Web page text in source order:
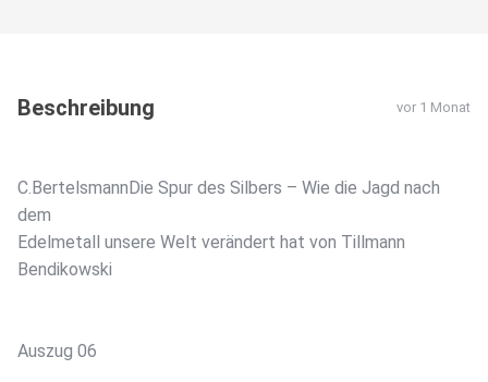
Beschreibung vor 1 Monat
C.BertelsmannDie Spur des Silbers – Wie die Jagd nach
dem
Edelmetall unsere Welt verändert hat von Tillmann
Bendikowski
Auszug 06